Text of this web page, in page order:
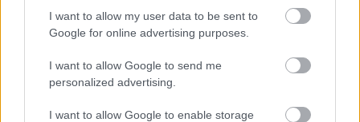
I want to allow my user data to be sent to
Google for online advertising purposes.
I want to allow Google to send me
personalized advertising.
I want to allow Google to enable storage
Magyarországon börtönbe kerülni dicsőség. Ez a
nemzet büszke a közönséges bűnözöire!
Igenis van az a helyzet, amikor kijár egy-két saller a